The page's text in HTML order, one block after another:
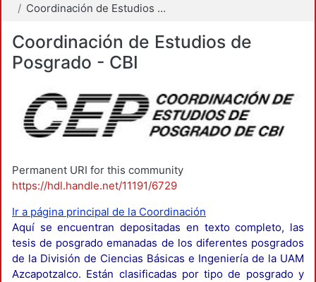
Coordinación de Estudios de Posgrado - CBI
Coordinación de Estudios de
Posgrado - CBI
Permanent URI for this community
https://hdl.handle.net/11191/6729
Ir a página principal de la Coordinación
Aquí se encuentran depositadas en texto completo, las
tesis de posgrado emanadas de los diferentes posgrados
de la División de Ciencias Básicas e Ingeniería de la UAM
Azcapotzalco. Están clasificadas por tipo de posgrado y